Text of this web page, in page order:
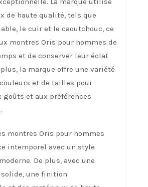
de haute qualité, tels que
le cuir et le caoutchouc, ce
montres Oris pour hommes de
et de conserver leur éclat
la marque offre une variété
et de tailles pour
goûts et aux préférences
montres Oris pour hommes
intemporel avec un style
De plus, avec une
une finition